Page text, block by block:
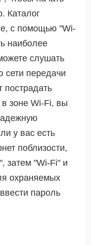
Каталог
с помощью "Wi-
наиболее
слушать
сети передачи
зоне Wi-Fi, вы
у вас есть
поблизости,
затем "Wi-Fi" и
охраняемых
пароль